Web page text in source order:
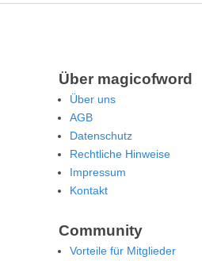
Über magicofword
Über uns
AGB
Datenschutz
Rechtliche Hinweise
Impressum
Kontakt
Community
Vorteile für Mitglieder